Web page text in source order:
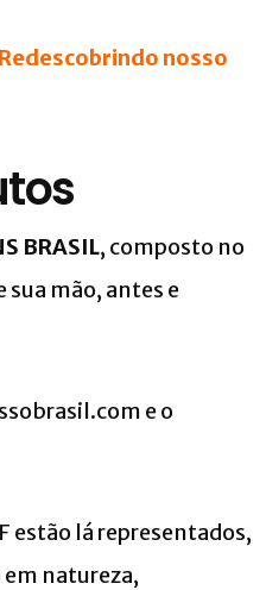
nosso
BRASIL, composto no
sua mão, antes e
e o
estão lá representados,
natureza,